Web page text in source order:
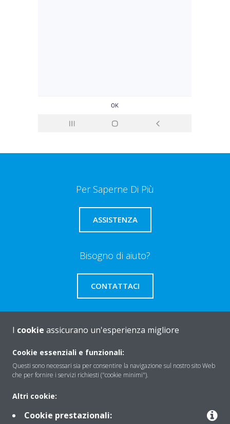
Per Saperne Di Più
ASSISTENZA
Bisogno di aiuto?
CONTATTACI
About Daikin
I cookie assicurano un'esperienza migliore
Cookie essenziali e funzionali:
Questi sono necessari sia per consentire la navigazione sul nostro sito Web
che per fornire i servizi richiesti ("cookie minimi").
Altri cookie:
Cookie prestazionali: